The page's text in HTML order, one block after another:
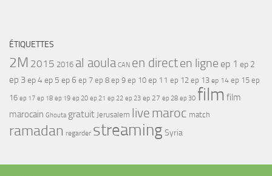
ÉTIQUETTES
2M 2015 2016 al aoula CAN en directen ligne ep 1 ep 2
ep 3ep 4ep 5 ep 6 ep 7 ep 8 ep 9 ep 10 ep 11 ep 12 ep 13 ep 14 ep 15 ep
16 ep 17 ep 18 ep 19 ep 20 ep 21 ep 22 ep 23 ep 27 ep 28 ep 30 film film
marocain Ghouta gratuit Jerusalem live maroc match
ramadan regarder streamingSyria